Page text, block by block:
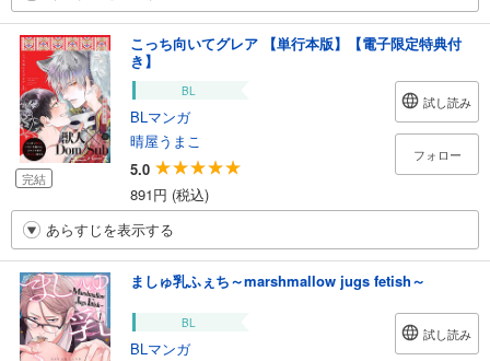
完結
こっち向いてグレア 【単行本版】【電子限定特典付
き】
BL
BLマンガ
晴屋うまこ
5.0
891円 (税込)
試し読み
フォロー
あらすじを表示する
ましゅ乳ふぇち～marshmallow jugs fetish～
BL
BLマンガ
試し読み